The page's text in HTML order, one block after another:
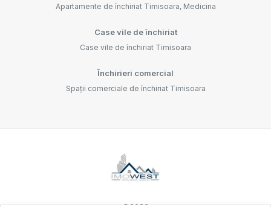
Apartamente de închiriat Timisoara, Medicina
Case vile de închiriat
Case vile de închiriat Timisoara
Închirieri comercial
Spații comerciale de închiriat Timisoara